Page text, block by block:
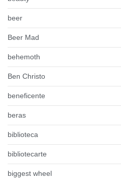
beer
Beer Mad
behemoth
Ben Christo
beneficente
beras
biblioteca
bibliotecarte
biggest wheel